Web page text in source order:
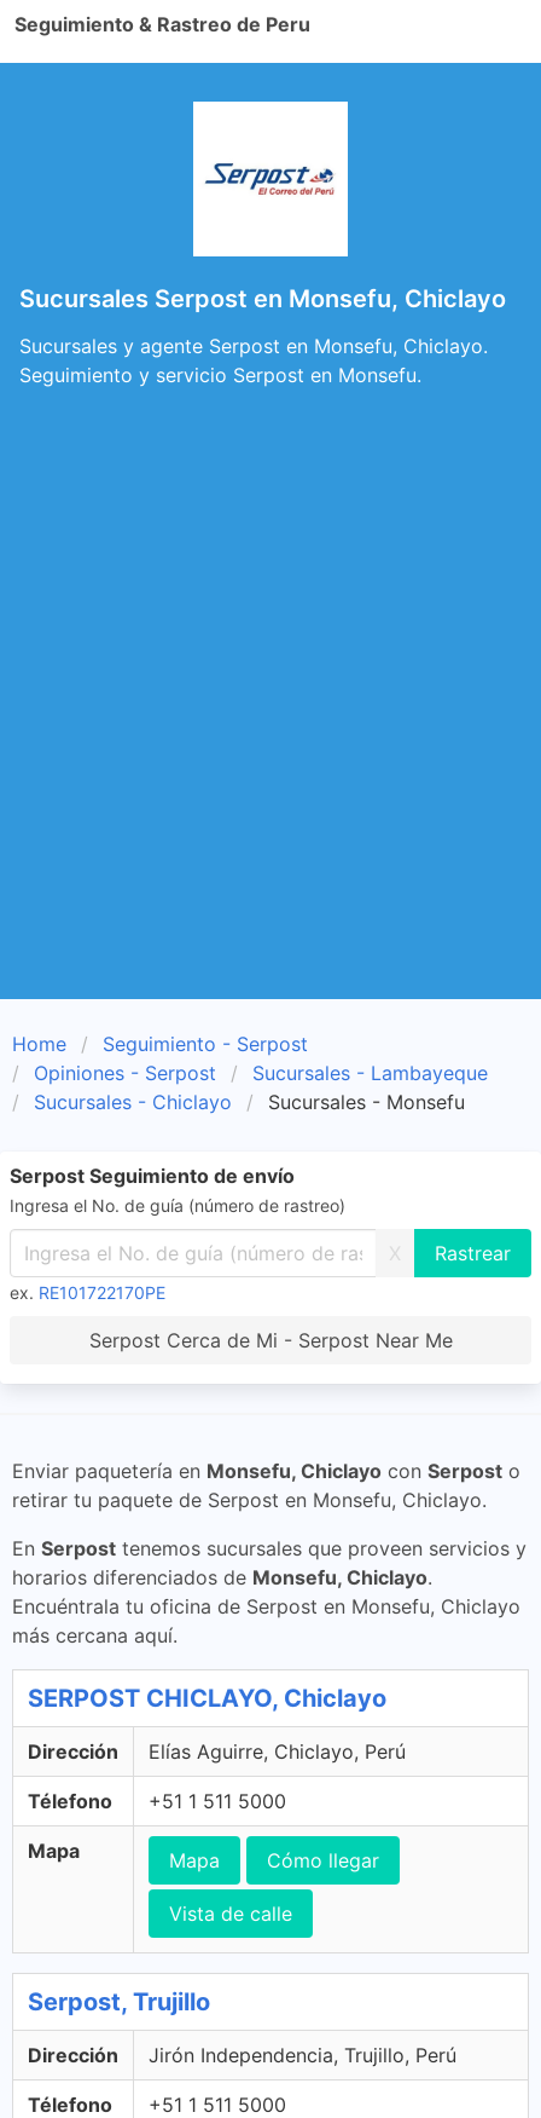
Seguimiento & Rastreo de Peru
Sucursales Serpost en Monsefu, Chiclayo
Sucursales y agente Serpost en Monsefu, Chiclayo.
Seguimiento y servicio Serpost en Monsefu.
Home
Seguimiento - Serpost
Opiniones - Serpost
Sucursales - Lambayeque
Sucursales - Chiclayo
Sucursales - Monsefu
Serpost Seguimiento de envío
Ingresa el No. de guía (número de rastreo)
X
ex. RE101722170PE
Serpost Cerca de Mi - Serpost Near Me
Enviar paquetería en Monsefu, Chiclayo con Serpost o
retirar tu paquete de Serpost en Monsefu, Chiclayo.
En Serpost tenemos sucursales que proveen servicios y
horarios diferenciados de Monsefu, Chiclayo.
Encuéntrala tu oficina de Serpost en Monsefu, Chiclayo
más cercana aquí.
SERPOST CHICLAYO, Chiclayo
Dirección Elías Aguirre, Chiclayo, Perú
Télefono +51 1 511 5000
Mapa Mapa Cómo llegar
Vista de calle
Serpost, Trujillo
Dirección Jirón Independencia, Trujillo, Perú
Télefono +51 1 511 5000